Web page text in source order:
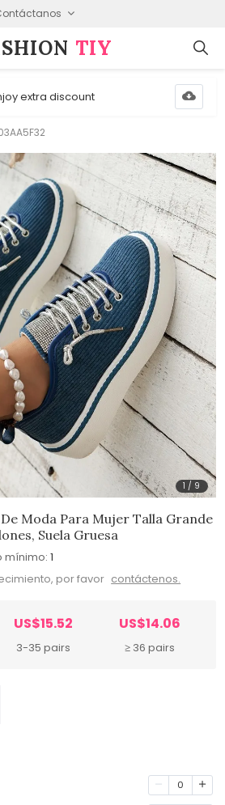
TIY
extra discount
1 / 9
Moda Para Mujer Talla Grande
Suela Gruesa
mínimo: 1
por favor contáctenos.
US$15.52
3-35 pairs
US$14.06
≥ 36 pairs
0